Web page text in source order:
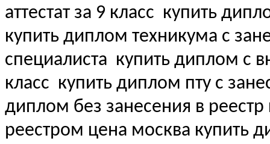
аттестат за 9 класс купить
купить диплом техникума с
специалиста купить диплом с
класс купить диплом пту с
диплом без занесения в
реестром цена москва купить